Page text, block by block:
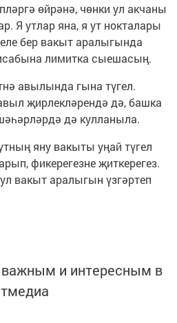
өйрәнә, чөнки ул акчаны
Я утлар яна, я ут нокталары
бер вакыт аралыгында
лимитка сыешасың.
авылында гына түгел.
җирлекләрендә дә, башка
дә кулланыла.
яну вакыты уңай түгел
фикерегезне җиткерегез.
вакыт аралыгын үзгәртеп
и интересным в